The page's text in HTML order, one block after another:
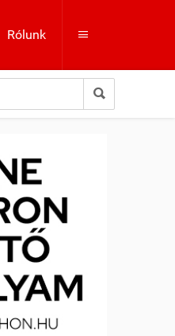
Rólunk 
